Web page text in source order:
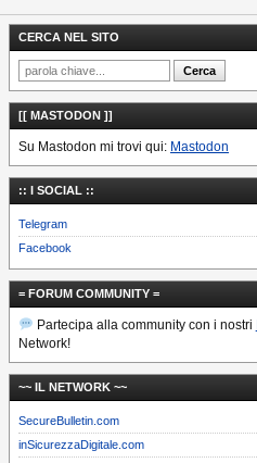
CERCA NEL SITO
[[ MASTODON ]]
Su Mastodon mi trovi qui: Mastodon
:: I SOCIAL ::
Telegram
Facebook
= FORUM COMMUNITY =
Partecipa alla community con i nostri
Network!
~~ IL NETWORK ~~
SecureBulletin.com
inSicurezzaDigitale.com